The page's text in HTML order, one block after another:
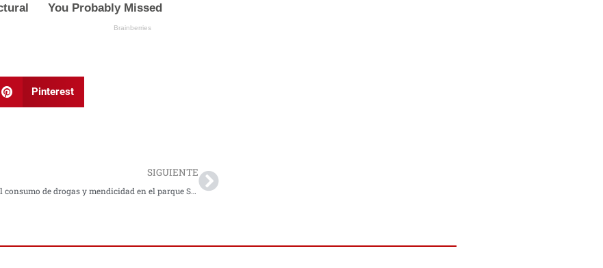
Pinterest
SIGUIENTE
Aumenta el consumo de drogas y mendicidad en el parque Santander